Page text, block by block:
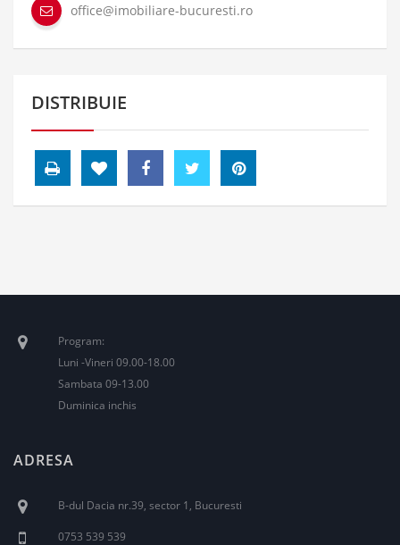
office@imobiliare-bucuresti.ro
DISTRIBUIE
Program:
Luni -Vineri 09.00-18.00
Sambata 09-13.00
Duminica inchis
ADRESA
B-dul Dacia nr.39, sector 1, Bucuresti
0753 539 539